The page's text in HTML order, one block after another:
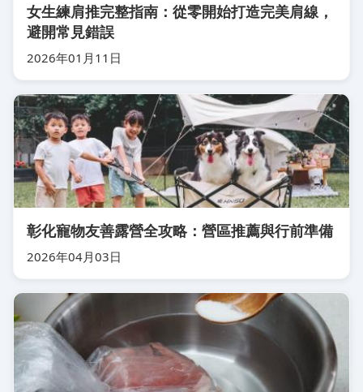
女生練肩推完整指南：從零開始打造完美肩線，
避開常見錯誤
2026年01月11日
彰化寵物友善露營全攻略：營區推薦與行前準備
2026年04月03日